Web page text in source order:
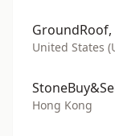
GroundRoof,
United States
Hong Kong